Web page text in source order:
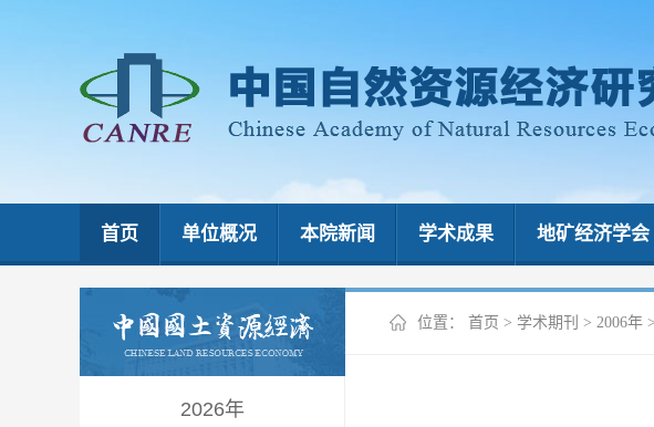
首页 单位概况 本院新闻 学术成果 地矿经济学会
2026年
位置： 首页 > 学术期刊 > 2006年 >